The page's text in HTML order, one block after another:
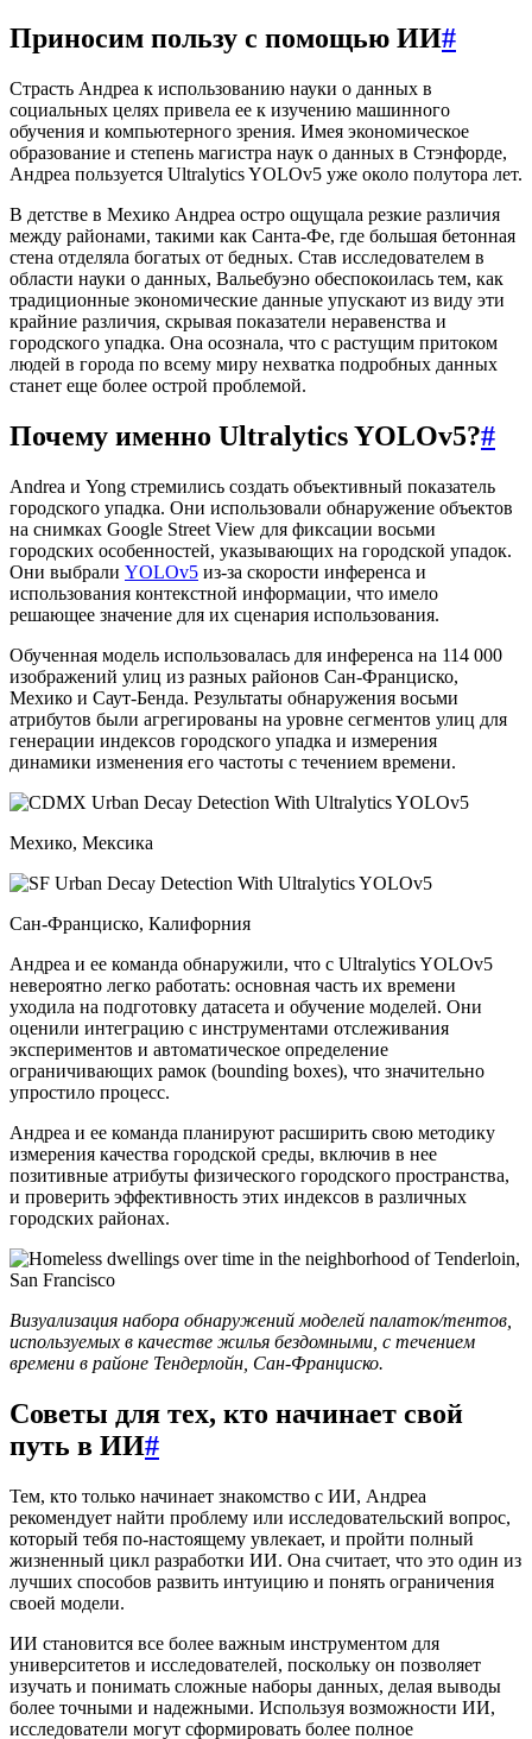
Приносим пользу с помощью ИИ#
Страсть Андреа к использованию науки о данных в
социальных целях привела ее к изучению машинного
обучения и компьютерного зрения. Имея экономическое
образование и степень магистра наук о данных в Стэнфорде,
Андреа пользуется Ultralytics YOLOv5 уже около полутора лет.
В детстве в Мехико Андреа остро ощущала резкие различия
между районами, такими как Санта-Фе, где большая бетонная
стена отделяла богатых от бедных. Став исследователем в
области науки о данных, Вальебуэно обеспокоилась тем, как
традиционные экономические данные упускают из виду эти
крайние различия, скрывая показатели неравенства и
городского упадка. Она осознала, что с растущим притоком
людей в города по всему миру нехватка подробных данных
станет еще более острой проблемой.
Почему именно Ultralytics YOLOv5?#
Andrea и Yong стремились создать объективный показатель
городского упадка. Они использовали обнаружение объектов
на снимках Google Street View для фиксации восьми
городских особенностей, указывающих на городской упадок.
Они выбрали YOLOv5 из-за скорости инференса и
использования контекстной информации, что имело
решающее значение для их сценария использования.
Обученная модель использовалась для инференса на 114 000
изображений улиц из разных районов Сан-Франциско,
Мехико и Саут-Бенда. Результаты обнаружения восьми
атрибутов были агрегированы на уровне сегментов улиц для
генерации индексов городского упадка и измерения
динамики изменения его частоты с течением времени.
Мехико, Мексика
Сан-Франциско, Калифорния
Андреа и ее команда обнаружили, что с Ultralytics YOLOv5
невероятно легко работать: основная часть их времени
уходила на подготовку датасета и обучение моделей. Они
оценили интеграцию с инструментами отслеживания
экспериментов и автоматическое определение
ограничивающих рамок (bounding boxes), что значительно
упростило процесс.
Андреа и ее команда планируют расширить свою методику
измерения качества городской среды, включив в нее
позитивные атрибуты физического городского пространства,
и проверить эффективность этих индексов в различных
городских районах.
Визуализация набора обнаружений моделей палаток/тентов,
используемых в качестве жилья бездомными, с течением
времени в районе Тендерлойн, Сан-Франциско.
Советы для тех, кто начинает свой
путь в ИИ#
Тем, кто только начинает знакомство с ИИ, Андреа
рекомендует найти проблему или исследовательский вопрос,
который тебя по-настоящему увлекает, и пройти полный
жизненный цикл разработки ИИ. Она считает, что это один из
лучших способов развить интуицию и понять ограничения
своей модели.
ИИ становится все более важным инструментом для
университетов и исследователей, поскольку он позволяет
изучать и понимать сложные наборы данных, делая выводы
более точными и надежными. Используя возможности ИИ,
исследователи могут сформировать более полное